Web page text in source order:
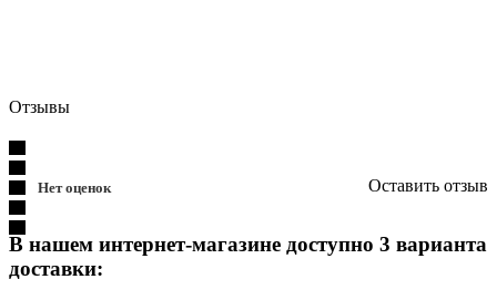
Отзывы
Нет оценок Оставить отзыв
В нашем интернет-магазине доступно 3 варианта
доставки: